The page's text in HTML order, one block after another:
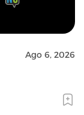
Ago 6, 2026